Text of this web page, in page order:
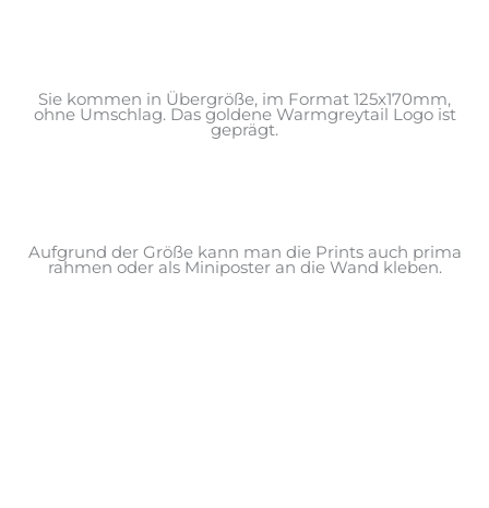
Sie kommen in Übergröße, im Format 125x170mm,
ohne Umschlag. Das goldene Warmgreytail Logo ist
geprägt.
Aufgrund der Größe kann man die Prints auch prima
rahmen oder als Miniposter an die Wand kleben.